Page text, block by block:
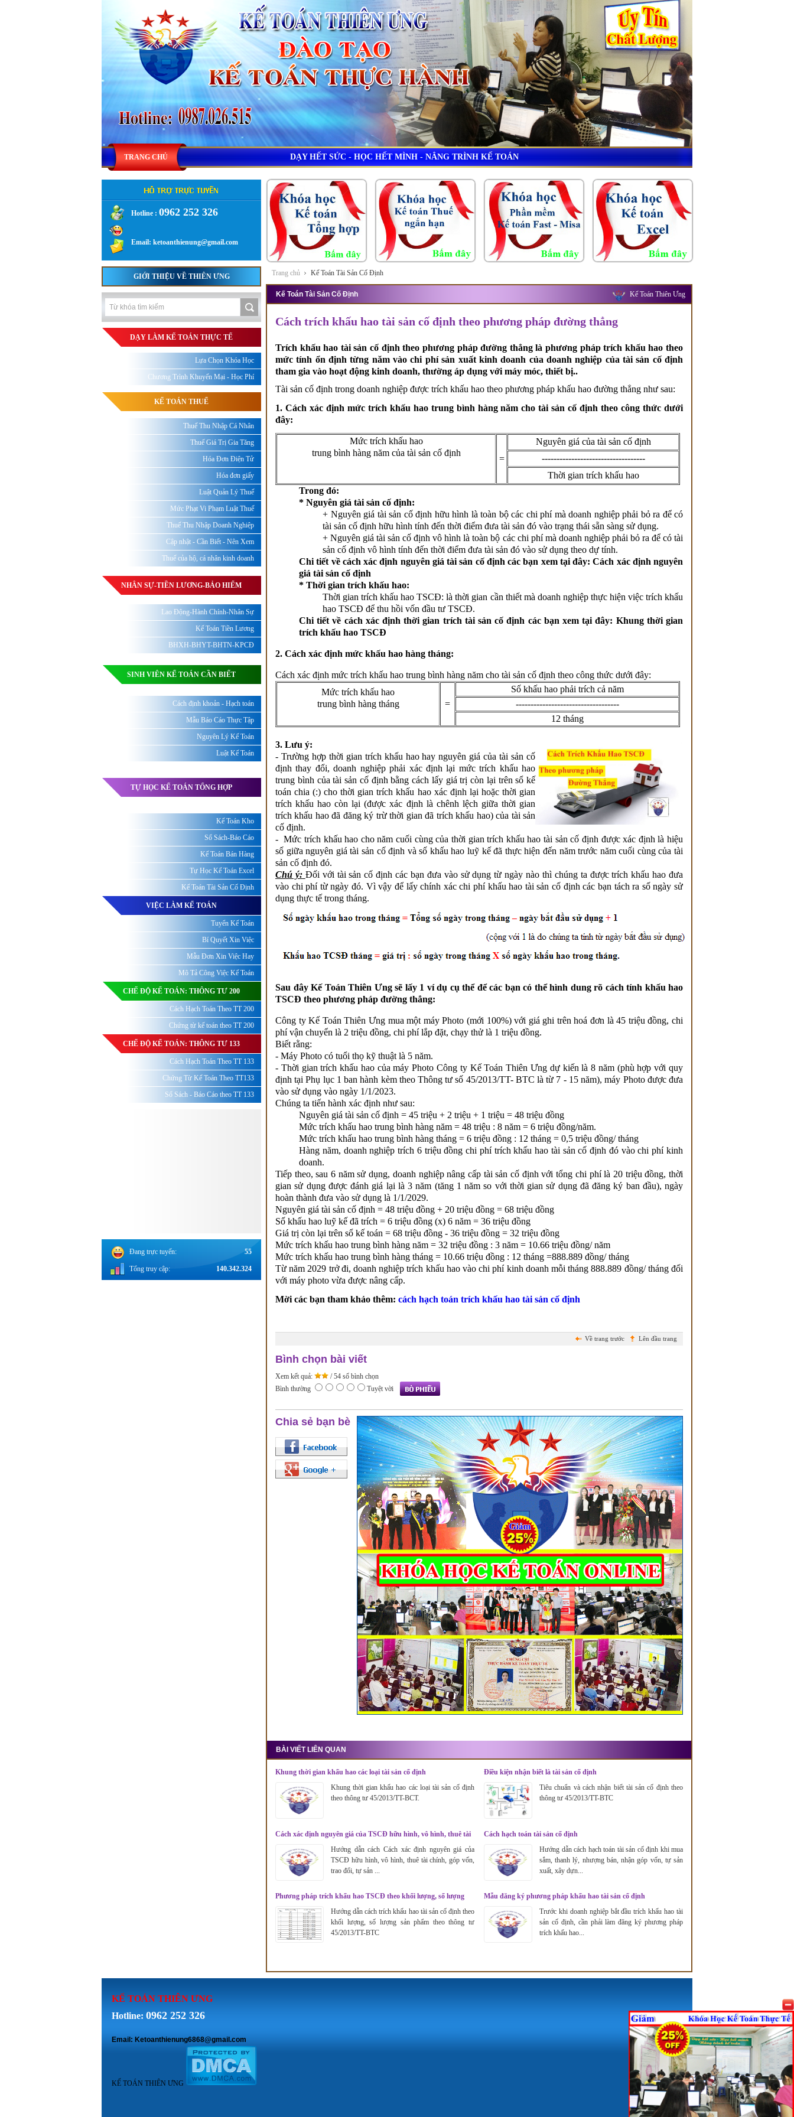
DẠY HẾT SỨC - HỌC HẾT MÌNH - NÂNG TRÌNH KẾ TOÁN
TRANG CHỦ
Trang chủ Kế Toán Tài Sản Cố Định
Kế Toán Tài Sản Cố Định Kế Toán Thiên Ưng
Cách trích khấu hao tài sản cố định theo phương pháp đường thẳng
Trích khấu hao tài sản cố định theo phương pháp đường thẳng là phương pháp trích khấu hao theo
mức tính ổn định từng năm vào chi phí sản xuất kinh doanh của doanh nghiệp của tài sản cố định
tham gia vào hoạt động kinh doanh, thường áp dụng với máy móc, thiết bị..
Tài sản cố định trong doanh nghiệp được trích khấu hao theo phương pháp khấu hao đường thẳng như sau:
1. Cách xác định mức trích khấu hao trung bình hàng năm cho tài sản cố định theo công thức dưới
đây:
Mức trích khấu hao
trung bình hàng năm của tài sản cố định
=
Nguyên giá của tài sản cố định
-----------------------------------
Thời gian trích khấu hao
Trong đó:
* Nguyên giá tài sản cố định:
+ Nguyên giá tài sản cố định hữu hình là toàn bộ các chi phí mà doanh nghiệp phải bỏ ra để có
tài sản cố định hữu hình tính đến thời điểm đưa tài sản đó vào trạng thái sẵn sàng sử dụng.
+ Nguyên giá tài sản cố định vô hình là toàn bộ các chi phí mà doanh nghiệp phải bỏ ra để có tài
sản cố định vô hình tính đến thời điểm đưa tài sản đó vào sử dụng theo dự tính.
Chi tiết về cách xác định nguyên giá tài sản cố định các bạn xem tại đây: Cách xác định nguyên
giá tài sản cố định
* Thời gian trích khấu hao:
Thời gian trích khấu hao TSCĐ: là thời gian cần thiết mà doanh nghiệp thực hiện việc trích khấu
hao TSCĐ để thu hồi vốn đầu tư TSCĐ.
Chi tiết về cách xác định thời gian trích tài sản cố định các bạn xem tại đây: Khung thời gian
trích khấu hao TSCĐ
2. Cách xác định mức khấu hao hàng tháng:
Cách xác định mức trích khấu hao trung bình hàng năm cho tài sản cố định theo công thức dưới đây:
Mức trích khấu hao
trung bình hàng tháng
=
Số khấu hao phải trích cả năm
-----------------------------------
12 tháng
3. Lưu ý:
- Trường hợp thời gian trích khấu hao hay nguyên giá của tài sản cố
định thay đổi, doanh nghiệp phải xác định lại mức trích khấu hao
trung bình của tài sản cố định bằng cách lấy giá trị còn lại trên sổ kế
toán chia (:) cho thời gian trích khấu hao xác định lại hoặc thời gian
trích khấu hao còn lại (được xác định là chênh lệch giữa thời gian
trích khấu hao đã đăng ký trừ thời gian đã trích khấu hao) của tài sản
cố định.
- Mức trích khấu hao cho năm cuối cùng của thời gian trích khấu hao tài sản cố định được xác định là hiệu
số giữa nguyên giá tài sản cố định và số khấu hao luỹ kế đã thực hiện đến năm trước năm cuối cùng của tài
sản cố định đó.
Chú ý: Đối với tài sản cố định các bạn đưa vào sử dụng từ ngày nào thì chúng ta được trích khấu hao đưa
vào chi phí từ ngày đó. Vì vậy để lấy chính xác chi phí khấu hao tài sản cố định các bạn tách ra số ngày sử
dụng thực tế trong tháng.
Sau đây Kế Toán Thiên Ưng sẽ lấy 1 ví dụ cụ thể để các bạn có thể hình dung rõ cách tính khấu hao
TSCĐ theo phương pháp đường thẳng:
Công ty Kế Toán Thiên Ưng mua một máy Photo (mới 100%) với giá ghi trên hoá đơn là 45 triệu đồng, chi
phí vận chuyển là 2 triệu đồng, chi phí lắp đặt, chạy thử là 1 triệu đồng.
Biết rằng:
- Máy Photo có tuổi thọ kỹ thuật là 5 năm.
- Thời gian trích khấu hao của máy Photo Công ty Kế Toán Thiên Ưng dự kiến là 8 năm (phù hợp với quy
định tại Phụ lục 1 ban hành kèm theo Thông tư số 45/2013/TT- BTC là từ 7 - 15 năm), máy Photo được đưa
vào sử dụng vào ngày 1/1/2023.
Chúng ta tiến hành xác định như sau:
Nguyên giá tài sản cố định = 45 triệu + 2 triệu + 1 triệu = 48 triệu đồng
Mức trích khấu hao trung bình hàng năm = 48 triệu : 8 năm = 6 triệu đồng/năm.
Mức trích khấu hao trung bình hàng tháng = 6 triệu đồng : 12 tháng = 0,5 triệu đồng/ tháng
Hàng năm, doanh nghiệp trích 6 triệu đồng chi phí trích khấu hao tài sản cố định đó vào chi phí kinh
doanh.
Tiếp theo, sau 6 năm sử dụng, doanh nghiệp nâng cấp tài sản cố định với tổng chi phí là 20 triệu đồng, thời
gian sử dụng được đánh giá lại là 3 năm (tăng 1 năm so với thời gian sử dụng đã đăng ký ban đầu), ngày
hoàn thành đưa vào sử dụng là 1/1/2029.
Nguyên giá tài sản cố định = 48 triệu đồng + 20 triệu đồng = 68 triệu đồng
Số khấu hao luỹ kế đã trích = 6 triệu đồng (x) 6 năm = 36 triệu đồng
Giá trị còn lại trên sổ kế toán = 68 triệu đồng - 36 triệu đồng = 32 triệu đồng
Mức trích khấu hao trung bình hàng năm = 32 triệu đồng : 3 năm = 10.66 triệu đồng/ năm
Mức trích khấu hao trung bình hàng tháng = 10.66 triệu đồng : 12 tháng =888.889 đồng/ tháng
Từ năm 2029 trở đi, doanh nghiệp trích khấu hao vào chi phí kinh doanh mỗi tháng 888.889 đồng/ tháng đối
với máy photo vừa được nâng cấp.
Mời các bạn tham khảo thêm: cách hạch toán trích khấu hao tài sản cố định
Lên đầu trang
Về trang trước
Bình chọn bài viết
Xem kết quả:
/ 54 số bình chọn
Bình thường
Tuyệt vời
Chia sẻ bạn bè
BÀI VIẾT LIÊN QUAN
Khung thời gian khấu hao các loại tài sản cố định
Khung thời gian khấu hao các loại tài sản cố định
theo thông tư 45/2013/TT-BCT.
Điều kiện nhận biết là tài sản cố định
Tiêu chuẩn và cách nhận biết tài sản cố định theo
thông tư 45/2013/TT-BTC
Cách xác định nguyên giá của TSCĐ hữu hình, vô hình, thuê tài
Hướng dẫn cách Cách xác định nguyên giá của
TSCĐ hữu hình, vô hình, thuê tài chính, góp vốn,
trao đổi, tự sản ...
Cách hạch toán tài sản cố định
Hướng dẫn cách hạch toán tài sản cố định khi mua
sắm, thanh lý, nhượng bán, nhận góp vốn, tự sản
xuất, xây dựn...
Phương pháp trích khấu hao TSCĐ theo khối lượng, số lượng
Hướng dẫn cách trích khấu hao tài sản cố định theo
khối lượng, số lượng sản phẩm theo thông tư
45/2013/TT-BTC
Mẫu đăng ký phương pháp khấu hao tài sản cố định
Trước khi doanh nghiệp bắt đầu trích khấu hao tài
sản cố định, cần phải làm đăng ký phương pháp
trích khấu hao...
Hotline : 0962 252 326
.
Email: ketoanthienung@gmail.com
GIỚI THIỆU VỀ THIÊN ƯNG
DẠY LÀM KẾ TOÁN THỰC TẾ
Lựa Chọn Khóa Học
Chương Trình Khuyến Mại - Học Phí
KẾ TOÁN THUẾ
Thuế Thu Nhập Cá Nhân
Thuế Giá Trị Gia Tăng
Hóa Đơn Điện Tử
Hóa đơn giấy
Luật Quản Lý Thuế
Mức Phạt Vi Phạm Luật Thuế
Thuế Thu Nhập Doanh Nghiệp
Cập nhật - Cần Biết - Nên Xem
Thuế của hộ, cá nhân kinh doanh
NHÂN SỰ-TIỀN LƯƠNG-BẢO HIỂM
Lao Động-Hành Chính-Nhân Sự
Kế Toán Tiền Lương
BHXH-BHYT-BHTN-KPCĐ
SINH VIÊN KẾ TOÁN CẦN BIẾT
Cách định khoản - Hạch toán
Mẫu Báo Cáo Thực Tập
Nguyên Lý Kế Toán
Luật Kế Toán
TỰ HỌC KẾ TOÁN TỔNG HỢP
Kế Toán Kho
Sổ Sách-Báo Cáo
Kế Toán Bán Hàng
Tự Học Kế Toán Excel
Kế Toán Tài Sản Cố Định
VIỆC LÀM KẾ TOÁN
Tuyển Kế Toán
Bí Quyết Xin Việc
Mẫu Đơn Xin Việc Hay
Mô Tả Công Việc Kế Toán
CHẾ ĐỘ KẾ TOÁN: THÔNG TƯ 200
Cách Hạch Toán Theo TT 200
Chứng từ kế toán theo TT 200
CHẾ ĐỘ KẾ TOÁN: THÔNG TƯ 133
Cách Hạch Toán Theo TT 133
Chứng Từ Kế Toán Theo TT133
Sổ Sách - Báo Cáo theo TT 133
Đang trực tuyến: 55
Tổng truy cập: 140.342.324
KẾ TOÁN THIÊN ƯNG
Hotline: 0962 252 326
Email: Ketoanthienung6868@gmail.com
KẾ TOÁN THIÊN ƯNG